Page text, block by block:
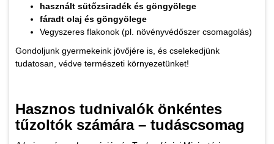
használt sütőzsiradék és göngyölege
fáradt olaj és göngyölege
Vegyszeres flakonok (pl. növényvédőszer csomagolás)
Gondoljunk gyermekeink jövőjére is, és cselekedjünk
tudatosan, védve természeti környezetünket!
Hasznos tudnivalók önkéntes
tűzoltók számára – tudáscsomag